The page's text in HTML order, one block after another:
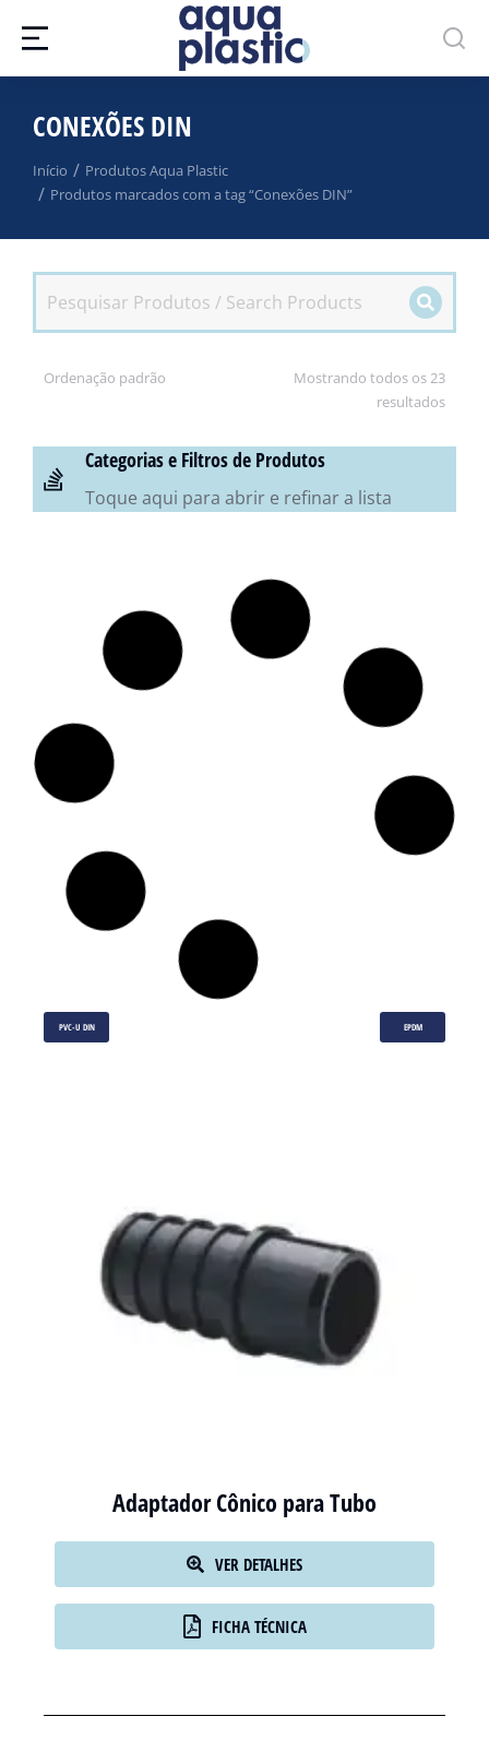
CONEXÕES DIN
Você está aqui:
Início
Produtos Aqua Plastic
Produtos marcados com a tag “Conexões DIN”
Mostrando todos os 23
resultados
Categorias e Filtros de Produtos
Toque aqui para abrir e refinar a lista
PVC-U DIN EPDM
Adaptador Cônico para Tubo
VER DETALHES
FICHA TÉCNICA